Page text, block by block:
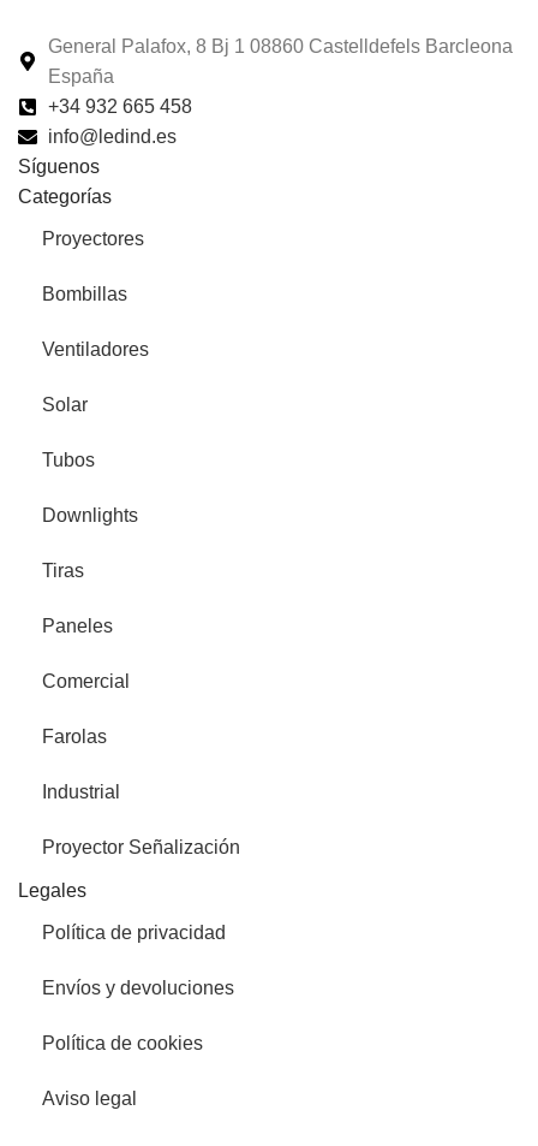
General Palafox, 8 Bj 1 08860 Castelldefels Barcleona
España
+34 932 665 458‬
info@ledind.es
Síguenos
Categorías
Proyectores
Bombillas
Ventiladores
Solar
Tubos
Downlights
Tiras
Paneles
Comercial
Farolas
Industrial
Proyector Señalización
Legales
Política de privacidad
Envíos y devoluciones
Política de cookies
Aviso legal